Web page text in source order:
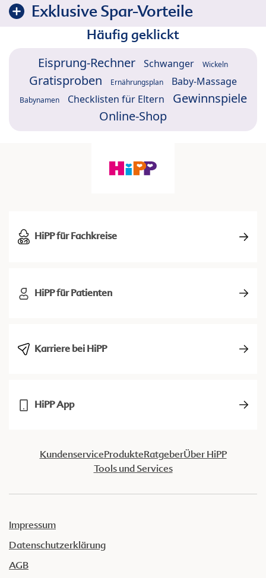
Exklusive Spar-Vorteile
Häufig geklickt
Eisprung-Rechner Schwanger Wickeln
Gratisproben Ernährungsplan Baby-Massage
Babynamen Checklisten für Eltern
Gewinnspiele
Online-Shop
HiPP für Fachkreise
HiPP für Patienten
Karriere bei HiPP
HiPP App
KundenserviceProdukteRatgeberÜber HiPP
Tools und Services
Impressum
Datenschutzerklärung
AGB